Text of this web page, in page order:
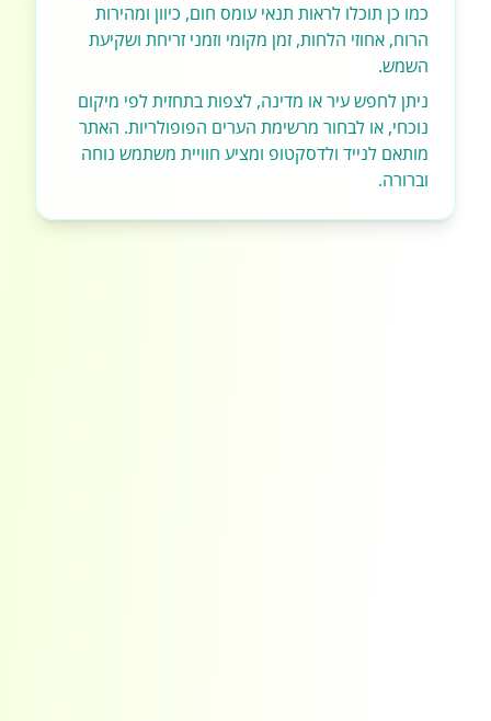
כמו כן תוכלו לראות תנאי עומס חום, כיוון ומהירות
הרוח, אחוזי הלחות, זמן מקומי וזמני זריחת ושקיעת
השמש.
ניתן לחפש עיר או מדינה, לצפות בתחזית לפי מיקום
נוכחי, או לבחור מרשימת הערים הפופולריות. האתר
מותאם לנייד ולדסקטופ ומציע חוויית משתמש נוחה
וברורה.